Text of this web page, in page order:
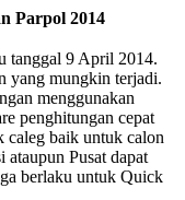
Parpol 2014
tanggal 9 April 2014.
yang mungkin terjadi.
menggunakan
penghitungan cepat
caleg baik untuk calon
Pusat dapat
berlaku untuk Quick